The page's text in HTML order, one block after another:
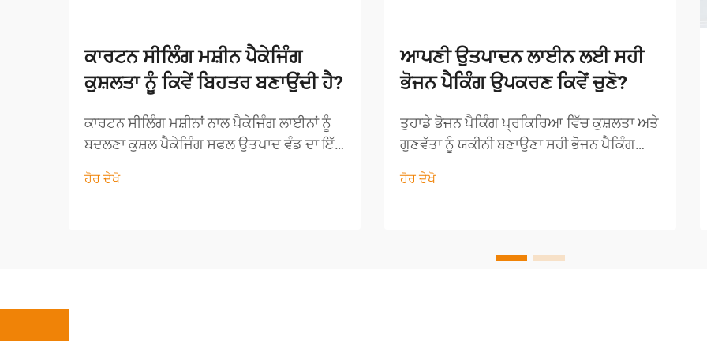
ਕਾਰਟਨ ਸੀਲਿੰਗ ਮਸ਼ੀਨ ਪੈਕੇਜਿੰਗ
ਕੁਸ਼ਲਤਾ ਨੂੰ ਕਿਵੇਂ ਬਿਹਤਰ ਬਣਾਉਂਦੀ ਹੈ?
ਕਾਰਟਨ ਸੀਲਿੰਗ ਮਸ਼ੀਨਾਂ ਨਾਲ ਪੈਕੇਜਿੰਗ ਲਾਈਨਾਂ ਨੂੰ
ਬਦਲਣਾ ਕੁਸ਼ਲ ਪੈਕੇਜਿੰਗ ਸਫਲ ਉਤਪਾਦ ਵੰਡ ਦਾ ਇੱਕ
ਕਾਰਟਨ ਸੀਲਿੰਗ ਮਸ਼ੀਨ ਆਧੁਨਿਕ ਪੈਕੇਜਿੰਗ ਲਾਈਨਾਂ
ਹੋਰ ਦੇਖੋ
ਆਪਣੀ ਉਤਪਾਦਨ ਲਾਈਨ ਲਈ ਸਹੀ
ਭੋਜਨ ਪੈਕਿੰਗ ਉਪਕਰਣ ਕਿਵੇਂ ਚੁਣੋ?
ਤੁਹਾਡੇ ਭੋਜਨ ਪੈਕਿੰਗ ਪ੍ਰਕਿਰਿਆ ਵਿੱਚ ਕੁਸ਼ਲਤਾ ਅਤੇ
ਗੁਣਵੱਤਾ ਨੂੰ ਯਕੀਨੀ ਬਣਾਉਣਾ ਸਹੀ ਭੋਜਨ ਪੈਕਿੰਗ
ਲਈ ਸਭ ਤੋਂ ਮਹੱਤਵਪੂਰਨ ਫੈਸਲਿਆਂ ਵਿੱਚੋਂ ਇੱਕ ਹੈ।
ਹੋਰ ਦੇਖੋ